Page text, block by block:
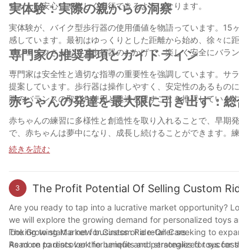
ちゃんが安心して楽しく歩行できるようになります。
実体験：実際の親からの洞察
実体験が、バイク型歩行器の使用価値を物語っています。
感しています。最初はゆっくりとした距離から始め、徐々に
くジェイクさんも、「歩行器のおかげで、楽しく安全にバラ
専門家の推奨事項とガイドライン
専門家は安全性と適切な指導の重要性を強調しています。サ
提案しています。歩行器は操作しやすく、安定性のあるもの
脚のバランスの取れた使用と発達を促すことを推奨していま
赤ちゃんの発達を最大限に引き出す：
赤ちゃんの練習に多様性と創造性を取り入れることで、早期
で、赤ちゃんは夢中になり、成長し続けることができます。
と推奨事項に従って、赤ちゃんの成長をサポートしてくださ
ちた豊かな経験となるでしょう。
続きを読む
3 The Profit Potential Of Selling Custom
Are you ready to tap into a lucrative market opportunity?
we will explore the growing demand for personalized toys
looking to start a new business or a retailer seeking to
Read on to discover the benefits and strategies for
The Growing Market for Custom Ride-On Cars
As more parents look for unique and personalized toys